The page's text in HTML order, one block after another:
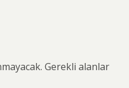
Gerekli alanlar